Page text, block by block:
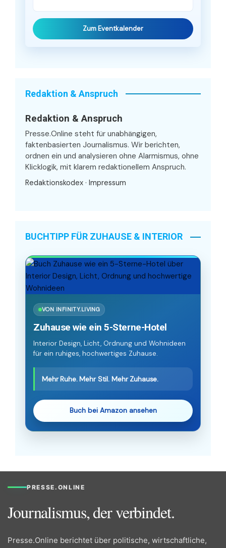
Zum Eventkalender
Redaktion & Anspruch
Redaktion & Anspruch
Presse.Online steht für unabhängigen,
faktenbasierten Journalismus. Wir berichten,
ordnen ein und analysieren ohne Alarmismus, ohne
Klicklogik, mit klarem redaktionellem Anspruch.
Redaktionskodex · Impressum
BUCHTIPP FÜR ZUHAUSE & INTERIOR
VON INFINITY.LIVING
Zuhause wie ein 5-Sterne-Hotel
Interior Design, Licht, Ordnung und Wohnideen
für ein ruhiges, hochwertiges Zuhause.
Mehr Ruhe. Mehr Stil. Mehr Zuhause.
Buch bei Amazon ansehen
PRESSE.ONLINE
Journalismus, der verbindet.
Presse.Online berichtet über politische, wirtschaftliche,